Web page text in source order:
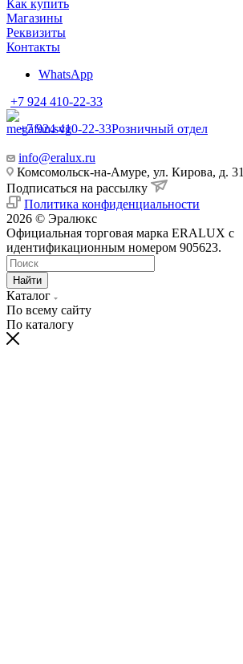
Как купить
Магазины
Реквизиты
Контакты
WhatsApp
+7 924 410-22-33
+7 924 410-22-33Розничный отдел
info@eralux.ru
Комсомольск-на-Амуре, ул. Кирова, д. 31
Подписаться на рассылку
Политика конфиденциальности
2026 © Эралюкс
Официальная торговая марка ERALUX с
идентификационным номером 905623.
Найти
Каталог
По всему сайту
По каталогу